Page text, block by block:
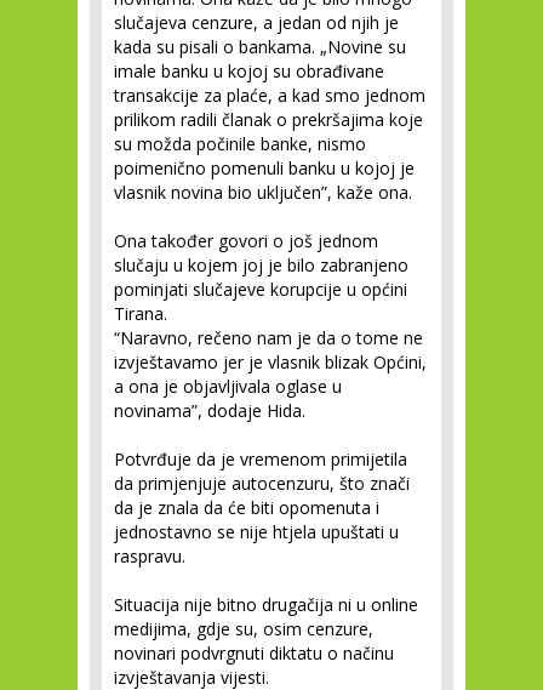
slučajeva cenzure, a jedan od njih je
kada su pisali o bankama. „Novine su
imale banku u kojoj su obrađivane
transakcije za plaće, a kad smo jednom
prilikom radili članak o prekršajima koje
su možda počinile banke, nismo
poimenično pomenuli banku u kojoj je
vlasnik novina bio uključen”, kaže ona.
Ona također govori o još jednom
slučaju u kojem joj je bilo zabranjeno
pominjati slučajeve korupcije u općini
Tirana.
“Naravno, rečeno nam je da o tome ne
izvještavamo jer je vlasnik blizak Općini,
a ona je objavljivala oglase u
novinama”, dodaje Hida.
Potvrđuje da je vremenom primijetila
da primjenjuje autocenzuru, što znači
da je znala da će biti opomenuta i
jednostavno se nije htjela upuštati u
raspravu.
Situacija nije bitno drugačija ni u online
medijima, gdje su, osim cenzure,
novinari podvrgnuti diktatu o načinu
izvještavanja vijesti.